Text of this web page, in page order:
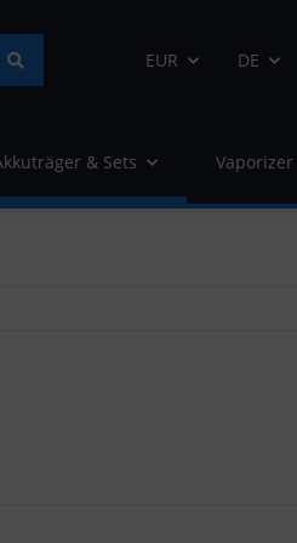
EUR DE
& Sets Vaporizer